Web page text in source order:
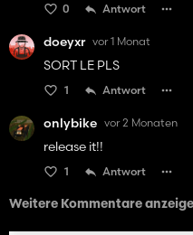
0 Antwort
doeyxr vor 1 Monat
SORT LE PLS
1 Antwort
onlybike vor 2 Monaten
release it!!
1 Antwort
Weitere Kommentare